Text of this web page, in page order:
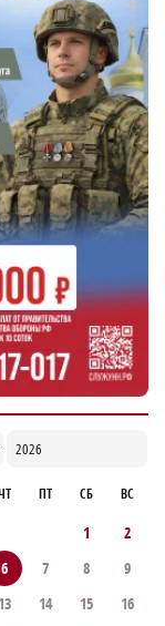
списали
штрафам ГИБДД в
госдолг
тестируют
мусора
ПТ СБ ВС
1
2
6 7 8
9
13 14 15
16